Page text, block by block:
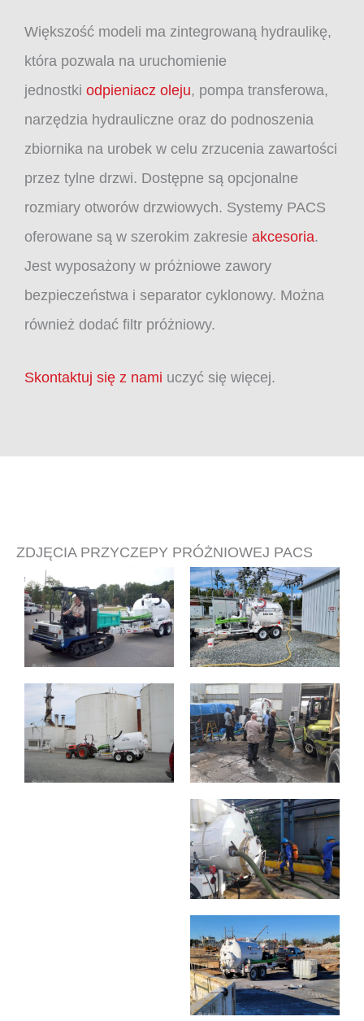
Większość modeli ma zintegrowaną hydraulikę,
która pozwala na uruchomienie
jednostki odpieniacz oleju, pompa transferowa,
narzędzia hydrauliczne oraz do podnoszenia
zbiornika na urobek w celu zrzucenia zawartości
przez tylne drzwi. Dostępne są opcjonalne
rozmiary otworów drzwiowych. Systemy PACS
oferowane są w szerokim zakresie akcesoria.
Jest wyposażony w próżniowe zawory
bezpieczeństwa i separator cyklonowy. Można
również dodać filtr próżniowy.
Skontaktuj się z nami uczyć się więcej.
ZDJĘCIA PRZYCZEPY PRÓŻNIOWEJ PACS